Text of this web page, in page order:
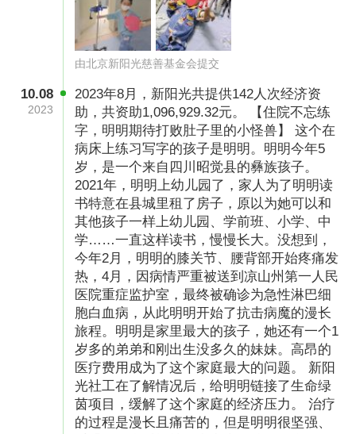
由北京新阳光慈善基金会提交
10.08
2023
2023年8月，新阳光共提供142人次经济资
助，共资助1,096,929.32元。 【住院不忘练
字，明明期待打败肚子里的小怪兽】 这个在
病床上练习写字的孩子是明明。明明今年5
岁，是一个来自四川昭觉县的彝族孩子。
2021年，明明上幼儿园了，家人为了明明读
书特意在县城里租了房子，原以为她可以和
其他孩子一样上幼儿园、学前班、小学、中
学……一直这样读书，慢慢长大。没想到，
今年2月，明明的膝关节、腰背部开始疼痛发
热，4月，因病情严重被送到凉山州第一人民
医院重症监护室，最终被确诊为急性淋巴细
胞白血病，从此明明开始了抗击病魔的漫长
旅程。明明是家里最大的孩子，她还有一个1
岁多的弟弟和刚出生没多久的妹妹。高昂的
医疗费用成为了这个家庭最大的问题。 新阳
光社工在了解情况后，给明明链接了生命绿
茵项目，缓解了这个家庭的经济压力。 治疗
的过程是漫长且痛苦的，但是明明很坚强、